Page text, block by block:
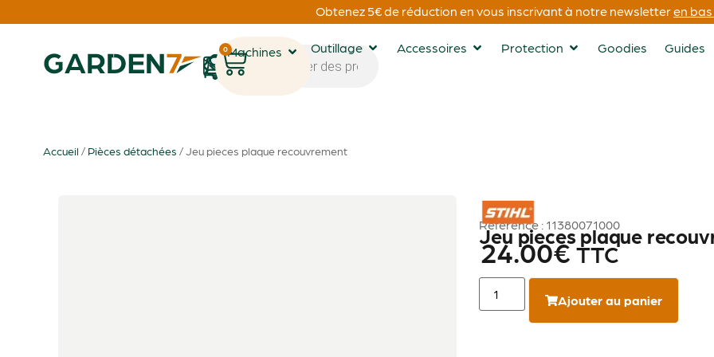
Obtenez 5€ de réduction en vous inscrivant à notre newsletteren
1
0Machines Outillage Accessoires Protection Goodies Guides
Accueil / Pièces détachées / Jeu pieces plaque recouvrement
STIHL
Référence : 11380071000
Jeu pieces plaque
24.00€ TTC
Ajouter au panier